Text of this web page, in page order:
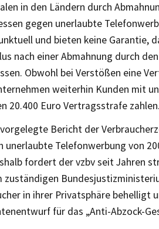
in den Ländern durch
gegen unerlaubte
und bieten keine Garantie,
nach einer Abmahnung durch
Obwohl bei Verstößen eine
weiterhin Kunden mit
20.400 Euro Vertragsstrafe zahlen.
Bericht der
unerlaubte Telefonwerbung von
fordert der vzbv seit Jahren
zuständigen
in ihrer Privatsphäre behelligt
für das „Anti-Abzock-